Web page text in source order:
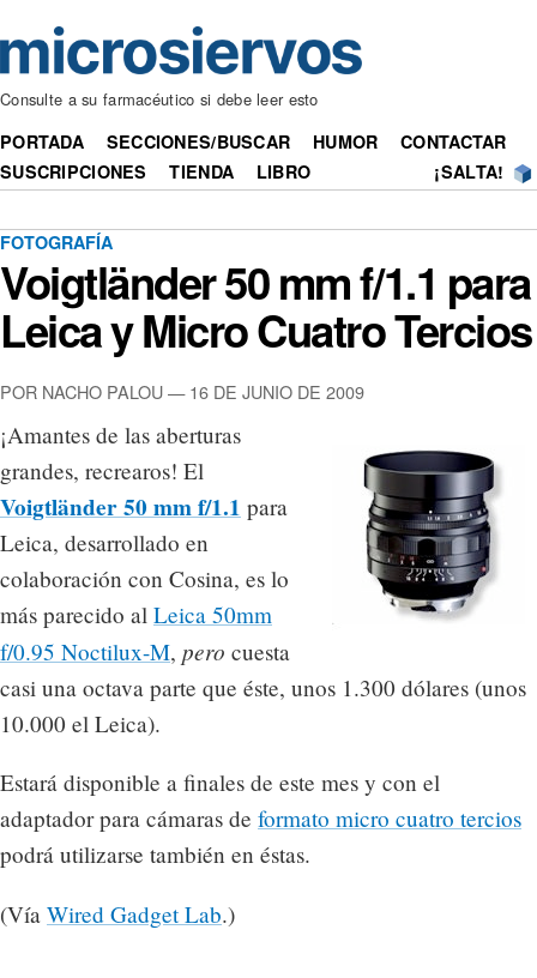
Consulte a su farmacéutico si debe leer esto
PORTADA SECCIONES/BUSCAR HUMOR
CONTACTAR
SUSCRIPCIONES
TIENDA LIBRO ¡SALTA!
FOTOGRAFÍA
Voigtländer 50 mm f/1.1 para
Leica y Micro Cuatro Tercios
POR NACHO PALOU — 16 DE JUNIO DE 2009
¡Amantes de las aberturas
grandes, recrearos! El
Voigtländer 50 mm f/1.1 para
Leica, desarrollado en
colaboración con Cosina, es lo
más parecido al Leica 50mm
f/0.95 Noctilux-M, pero cuesta
casi una octava parte que éste, unos 1.300 dólares (unos
10.000 el Leica).
Estará disponible a finales de este mes y con el
adaptador para cámaras de formato micro cuatro tercios
podrá utilizarse también en éstas.
(Vía Wired Gadget Lab.)